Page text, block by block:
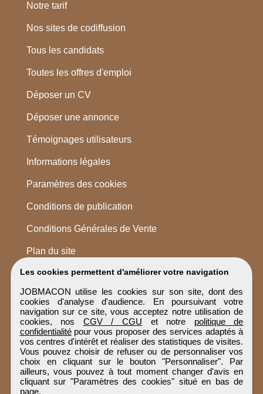
Les cookies permettent d'améliorer votre navigation
JOBMACON utilise les cookies sur son site, dont des
cookies d'analyse d'audience. En poursuivant votre
navigation sur ce site, vous acceptez notre utilisation de
cookies, nos CGV / CGU et notre politique de
confidentialitépour vous proposer des services adaptés à
vos centres d'intérêt et réaliser des statistiques de visites.
Vous pouvez choisir de refuser ou de personnaliser vos
choix en cliquant sur le bouton "Personnaliser". Par
ailleurs, vous pouvez à tout moment changer d'avis en
cliquant sur "Paramètres des cookies" situé en bas de
page.
Notre tarif
Nos sites de codiffusion
Tous les candidats
Toutes les offres d'emploi
Déposer un CV
Déposer une annonce
Témoignages utilisateurs
Informations légales
Paramètres des cookies
Conditions de publication
Conditions Générales de Vente
Plan du site